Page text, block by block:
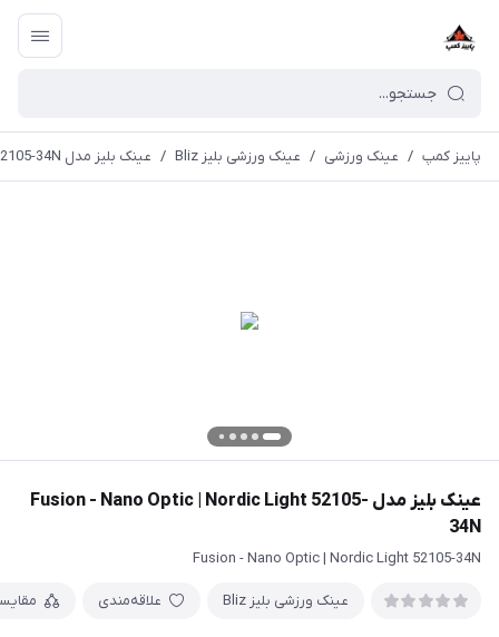
پاییز کمپ / عینک ورزشی / عینک ورزشی بلیز Bliz / عینک بلیز مدل Fusion - Nano Optic | Nordic Light 52105-34N
عینک بلیز مدل Fusion - Nano Optic | Nordic Light 52105-
34N
Fusion - Nano Optic | Nordic Light 52105-34N
عینک ورزشی بلیز Bliz علاقه‌مندی